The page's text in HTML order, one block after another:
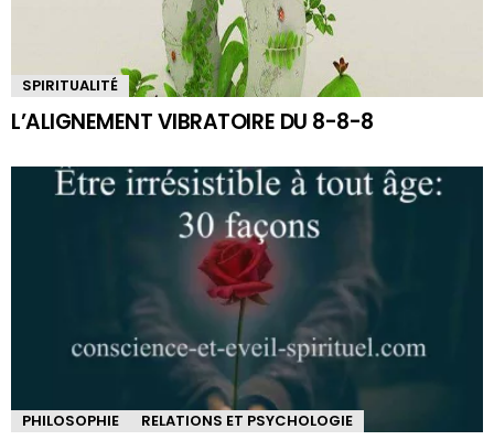
SPIRITUALITÉ
L’ALIGNEMENT VIBRATOIRE DU 8-8-8
PHILOSOPHIE RELATIONS ET PSYCHOLOGIE